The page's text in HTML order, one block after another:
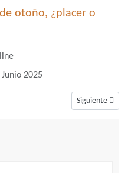
otoño, ¿placer o
2025
un sueño asociado al desastre
Artículo siguiente:
Siguiente